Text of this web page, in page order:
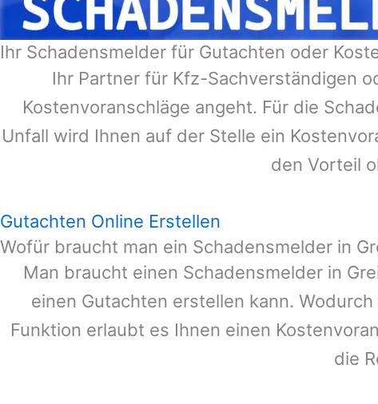
Ihr Schadensmelder für Gutachten oder
Ihr Partner für Kfz-Sachverständigen
Kostenvoranschläge angeht. Für die
Unfall wird Ihnen auf der Stelle ein
den Vorteil
Gutachten Online Erstellen
Wofür braucht man ein Schadensmelder in
Man braucht einen Schadensmelder in
einen Gutachten erstellen kann.
Funktion erlaubt es Ihnen einen
die